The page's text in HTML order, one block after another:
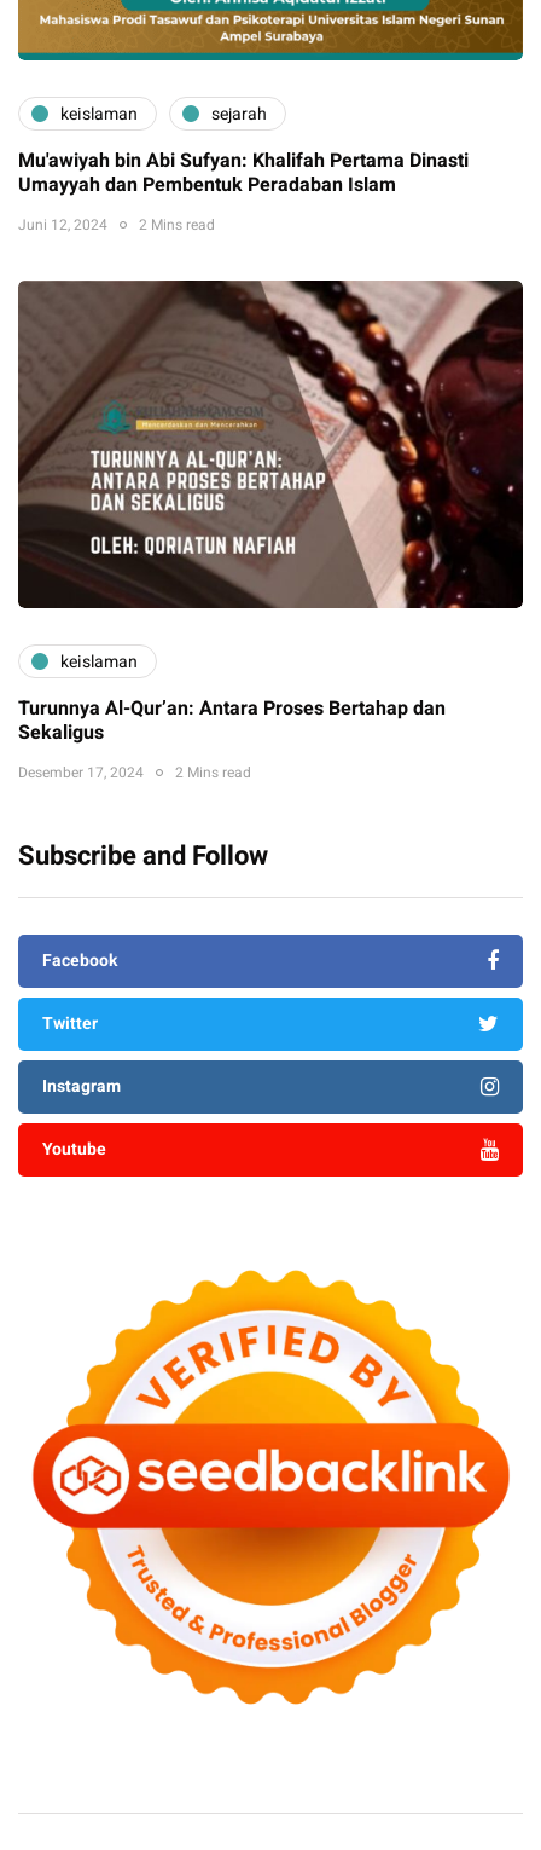
keislaman sejarah
Mu'awiyah bin Abi Sufyan: Khalifah Pertama Dinasti
Umayyah dan Pembentuk Peradaban Islam
Juni 12, 2024 2 Mins read
keislaman
Turunnya Al-Qur’an: Antara Proses Bertahap dan
Sekaligus
Desember 17, 2024 2 Mins read
Subscribe and Follow
Facebook
Twitter
Instagram
Youtube